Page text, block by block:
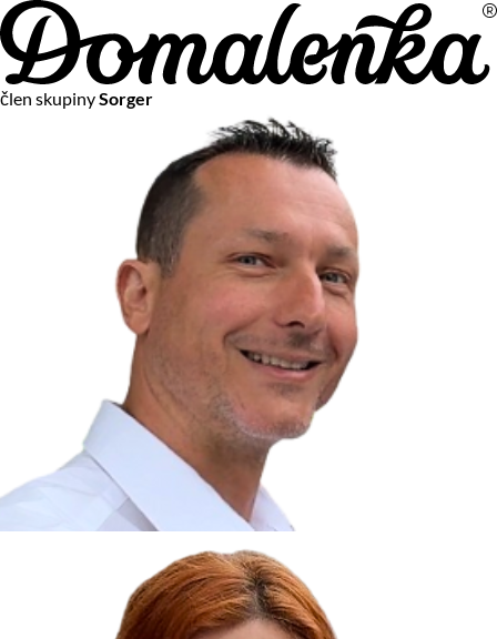
člen skupinySorger
Na vašom súkromí nám záleží
Chceme vám neustále poskytovať tie najlepšie služby.
Vzhľadom k platnej legislatíve od vás ale potrebujeme súhlas
s používaním súborov cookies.
Viac o personalizácii a meraní
Aby sme vedeli, čo sa deje na webových stránkach a aby sme
vám mohli prispôsobiť ponuky na mieru či reklamu,
používame cookies a taktiežslužby spoločnosti Google
Čo sú cookies?
Cookies sú malé textové súbory, ktoré môžu byť používané
webovými stránkami, aby zefektívnili používateľský zážitok.
Vďaka cookies vám môžeme ponúkať služby podľa toho, čo
naozaj hľadáte a chcete nájsť.
Kedykoľvek sa môžete slobodne rozhodnúť, ktoré typy
používania cookies chcete umožniť.
Zákon uvádza, že môžeme ukladať cookies na vašom
zariadení, pokiaľ sú nevyhnutne nutné pre prevádzku tejto
Cookies, ktoré používame
Technické a nevyhnutné cookies